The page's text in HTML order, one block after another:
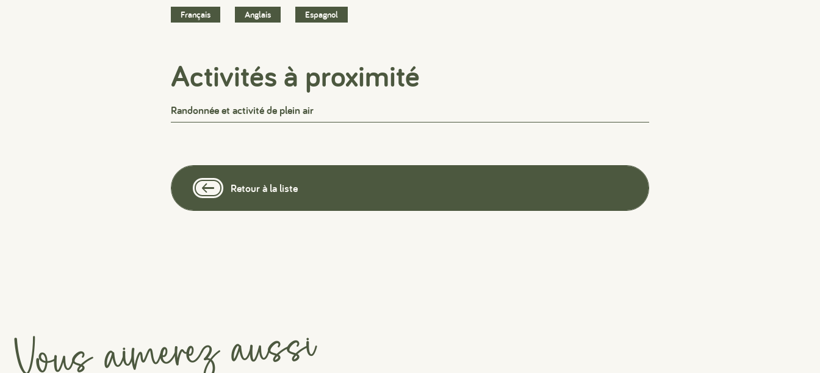
Français Anglais Espagnol
Activités à proximité
Randonnée et activité de plein air
Retour à la liste
Vous aimerez aussi